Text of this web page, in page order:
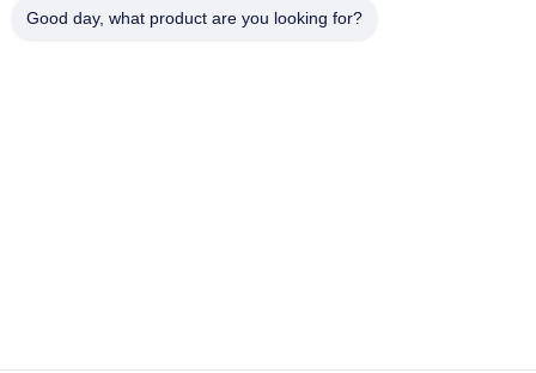
Sobre Nosotros
Good day, what product are you looking for?